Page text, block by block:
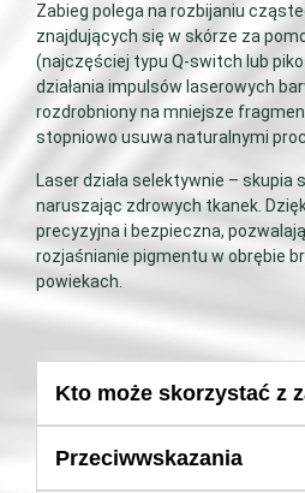
Zabieg polega na rozbijaniu
znajdujących się w skórze za
(najczęściej typu Q-switch lub
działania impulsów laserowych
rozdrobniony na mniejsze
stopniowo usuwa naturalnymi
Laser działa selektywnie – skupia
naruszając zdrowych tkanek.
precyzyjna i bezpieczna,
rozjaśnianie pigmentu w obrębie
powiekach.
Kto może skorzystać z
Przeciwwskazania